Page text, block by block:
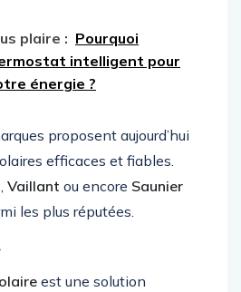
plaire : Pourquoi
intelligent pour
énergie ?
proposent aujourd’hui
efficaces et fiables.
, Vaillant ou encore Saunier
les plus réputées.
est une solution